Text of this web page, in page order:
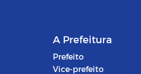
A Prefeitura
Prefeito
Vice-prefeito